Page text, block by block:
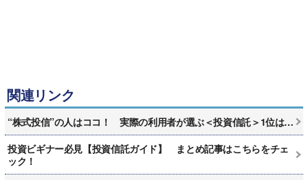
関連リンク
“株式投信”の人はココ！ 実際の利用者が選ぶ＜投資信託＞1位は…
投資ビギナー必見【投資信託ガイド】 まとめ記事はこちらをチェ
ック！